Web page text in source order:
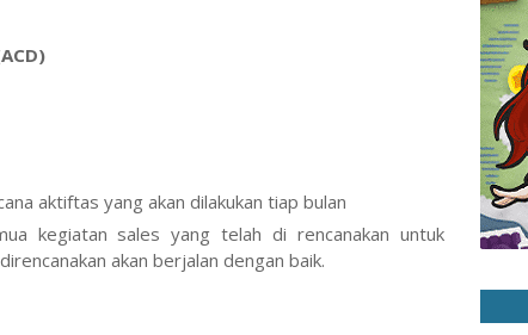
aktiftas yang akan dilakukan tiap bulan
kegiatan sales yang telah di rencanakan untuk
akan berjalan dengan baik.